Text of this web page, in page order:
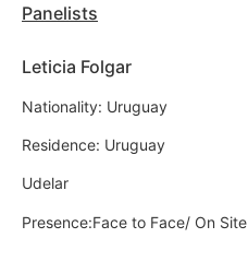
Panelists
Leticia Folgar
Nationality: Uruguay
Residence: Uruguay
Udelar
Presence:Face to Face/ On Site